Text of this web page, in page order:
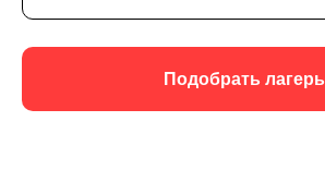
Подобрать лагерь